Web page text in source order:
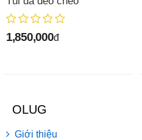
1,850,000đ
OLUG
Giới thiệu